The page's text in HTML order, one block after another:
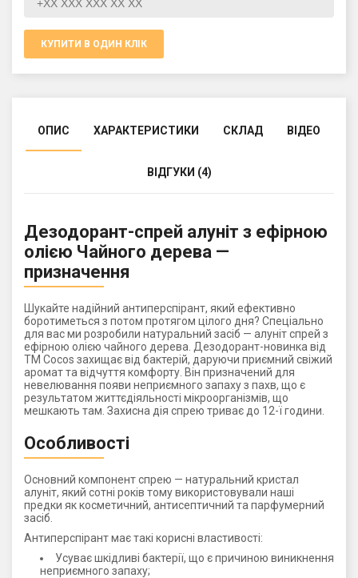
КУПИТИ В ОДИН КЛІК
ОПИС ХАРАКТЕРИСТИКИ СКЛАД ВІДЕО
ВІДГУКИ (4)
Дезодорант-спрей алуніт з ефірною
олією Чайного дерева —
призначення
Шукайте надійний антиперспірант, який ефективно
боротиметься з потом протягом цілого дня? Спеціально
для вас ми розробили натуральний засіб — алуніт спрей з
ефірною олією чайного дерева. Дезодорант-новинка від
ТМ Cocos захищає від бактерій, даруючи приємний свіжий
аромат та відчуття комфорту. Він призначений для
невелювання появи неприємного запаху з пахв, що є
результатом життєдіяльності мікроорганізмів, що
мешкають там. Захисна дія спрею триває до 12-ї години.
Особливості
Основний компонент спрею — натуральний кристал
алуніт, який сотні років тому використовували наші
предки як косметичний, антисептичний та парфумерний
засіб.
Антиперспірант має такі корисні властивості:
Усуває шкідливі бактерії, що є причиною виникнення
неприємного запаху;